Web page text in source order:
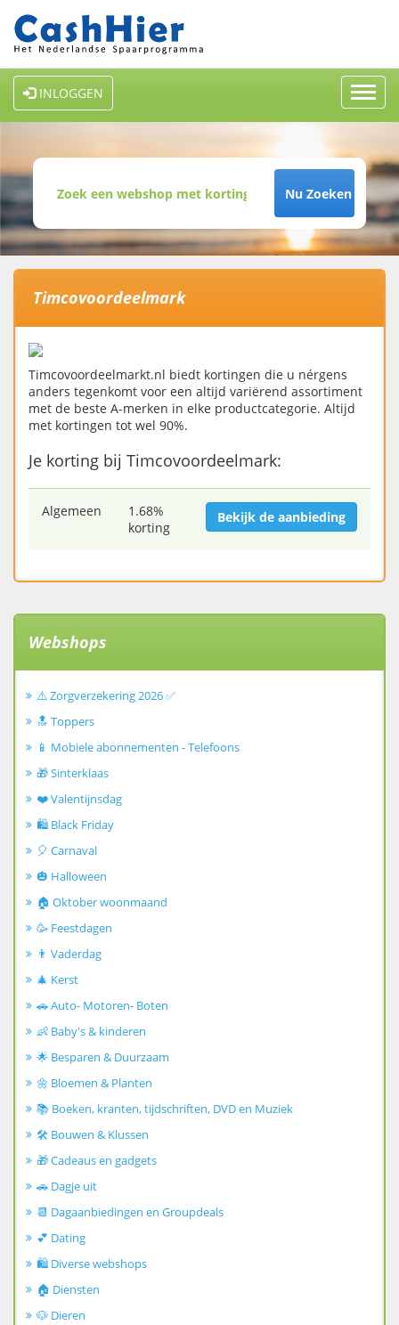
INLOGGEN
Nu Zoeken
Timcovoordeelmark
Timcovoordeelmarkt.nl biedt kortingen die u nérgens
anders tegenkomt voor een altijd variërend assortiment
met de beste A-merken in elke productcategorie. Altijd
met kortingen tot wel 90%.
Je korting bij Timcovoordeelmark:
Algemeen
1.68%
korting
Bekijk de aanbieding
Webshops
⚠️ Zorgverzekering 2026 ✅
🔝 Toppers
📱 Mobiele abonnementen - Telefoons
🎁 Sinterklaas
❤️ Valentijnsdag
🛍️ Black Friday
🎈 Carnaval
🎃 Halloween
🏠 Oktober woonmaand
🥳 Feestdagen
👨 Vaderdag
🎄 Kerst
🚗 Auto- Motoren- Boten
👶 Baby's & kinderen
🌟 Besparen & Duurzaam
🌼 Bloemen & Planten
📚 Boeken, kranten, tijdschriften, DVD en Muziek
🛠️ Bouwen & Klussen
🎁 Cadeaus en gadgets
🚗 Dagje uit
📆 Dagaanbiedingen en Groupdeals
💕 Dating
🛍️ Diverse webshops
🏠 Diensten
🐶 Dieren